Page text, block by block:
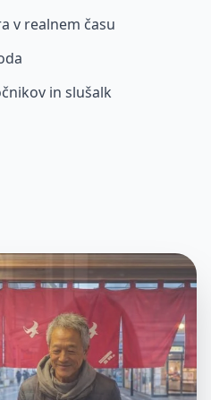
v realnem času
in slušalk